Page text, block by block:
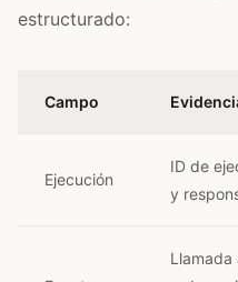
estructurado:
Campo
Ejecución
ID de
y
Llamada